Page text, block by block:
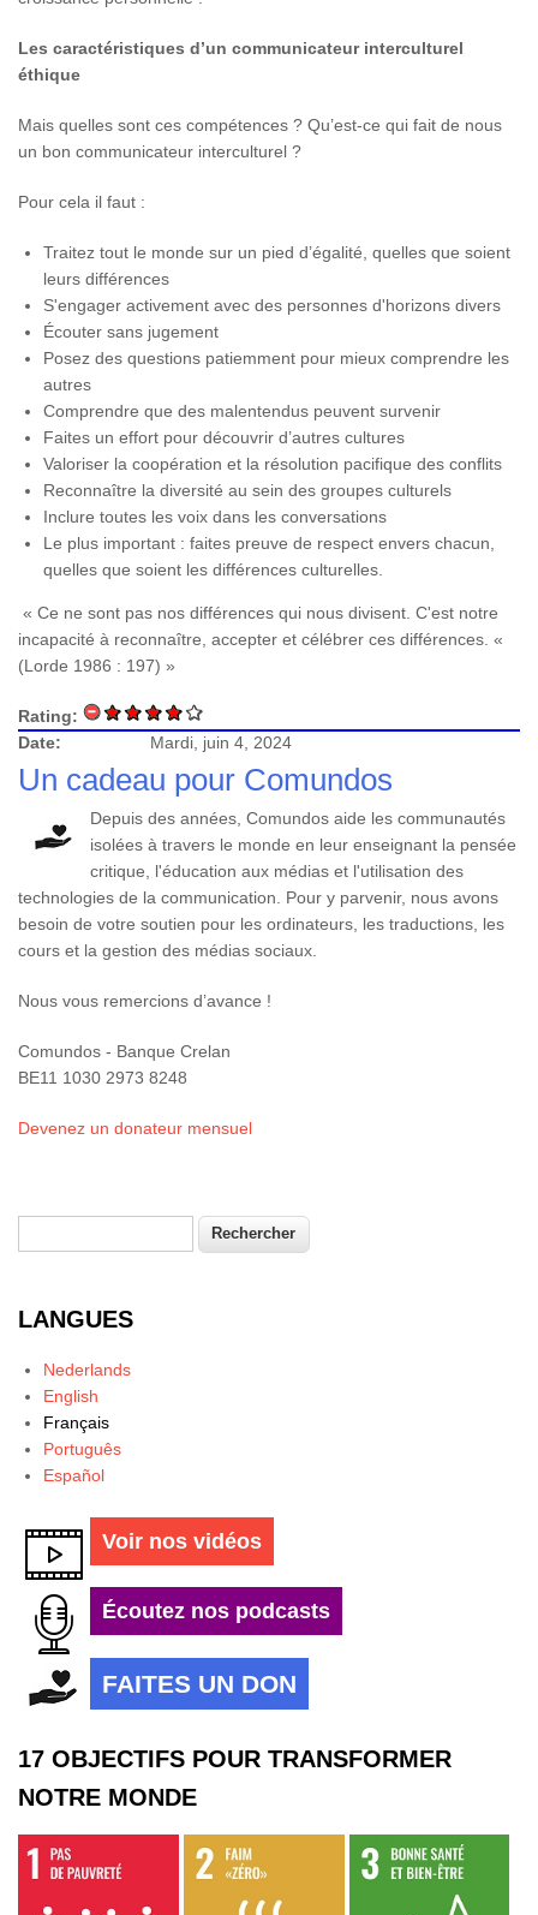
Les caractéristiques d’un communicateur interculturel
éthique
Mais quelles sont ces compétences ? Qu’est-ce qui fait de nous
un bon communicateur interculturel ?
Pour cela il faut :
Traitez tout le monde sur un pied d’égalité, quelles que soient
leurs différences
S'engager activement avec des personnes d'horizons divers
Écouter sans jugement
Posez des questions patiemment pour mieux comprendre les
autres
Comprendre que des malentendus peuvent survenir
Faites un effort pour découvrir d’autres cultures
Valoriser la coopération et la résolution pacifique des conflits
Reconnaître la diversité au sein des groupes culturels
Inclure toutes les voix dans les conversations
Le plus important : faites preuve de respect envers chacun,
quelles que soient les différences culturelles.
« Ce ne sont pas nos différences qui nous divisent. C'est notre
incapacité à reconnaître, accepter et célébrer ces différences. «
(Lorde 1986 : 197) »
Rating:
Date:
Mardi, juin 4, 2024
Un cadeau pour Comundos
Depuis des années, Comundos aide les communautés
isolées à travers le monde en leur enseignant la pensée
critique, l'éducation aux médias et l'utilisation des
technologies de la communication. Pour y parvenir, nous avons
besoin de votre soutien pour les ordinateurs, les traductions, les
cours et la gestion des médias sociaux.
Nous vous remercions d’avance !
Comundos - Banque Crelan
BE11 1030 2973 8248
Devenez un donateur mensuel
Formulaire de recherche
LANGUES
Nederlands
English
Français
Português
Español
Voir nos vidéos
Écoutez nos podcasts
FAITES UN DON
17 OBJECTIFS POUR TRANSFORMER
NOTRE MONDE